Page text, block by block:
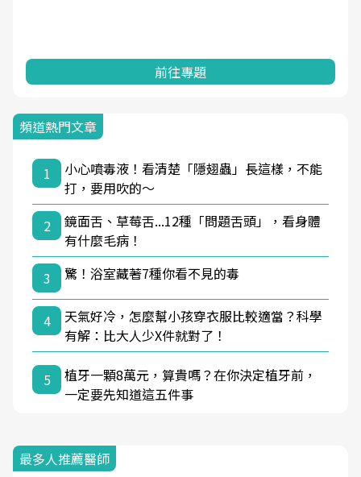
前往專題
頻道熱門文章
1
小心噴毒液！看清楚「隱翅蟲」長這樣，不能
打，要用吹的～
2
鏡面舌、草莓舌...12種「問題舌頭」，看身體
有什麼毛病！
3
驚！浴室藏著7種你看不見的毒
4
天氣好冷，怎麼幫小孩穿衣服比較適當？科學
有解：比大人少X件就對了！
5
植牙一顆8萬元，算貴嗎？在你決定植牙前，
一定要先知道這五件事
最多人推薦醫師